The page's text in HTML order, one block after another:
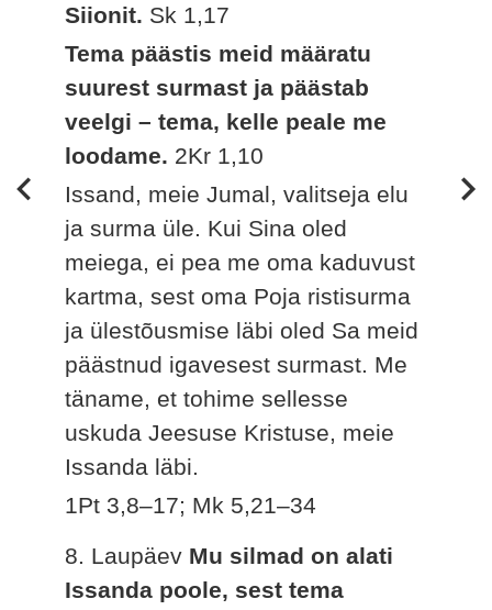
Siionit. Sk 1,17
Tema päästis meid määratu
suurest surmast ja päästab
veelgi – tema, kelle peale me
loodame. 2Kr 1,10
Issand, meie Jumal, valitseja elu
ja surma üle. Kui Sina oled
meiega, ei pea me oma kaduvust
kartma, sest oma Poja ristisurma
ja ülestõusmise läbi oled Sa meid
päästnud igavesest surmast. Me
täname, et tohime sellesse
uskuda Jeesuse Kristuse, meie
Issanda läbi.
1Pt 3,8–17; Mk 5,21–34
8. Laupäev Mu silmad on alati
Issanda poole, sest tema